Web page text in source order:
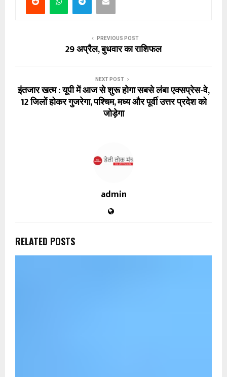
PREVIOUS POST
29 अप्रैल, बुधवार का राशिफल
NEXT POST
इंतजार खत्म : यूपी में आज से शुरू होगा सबसे लंबा एक्सप्रेस-वे,
12 जिलों होकर गुजरेगा, पश्चिम, मध्य और पूर्वी उत्तर प्रदेश को
जोड़ेगा
admin
RELATED POSTS